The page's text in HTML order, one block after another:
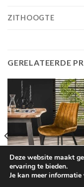
ZITHOOGTE
GERELATEERDE
Deze website maakt
ervaring te bieden.
Je kan meer